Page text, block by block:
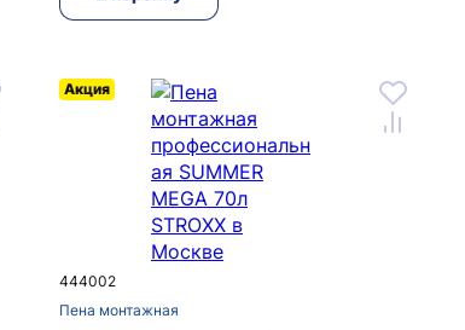
444002
Пена монтажная
Акция